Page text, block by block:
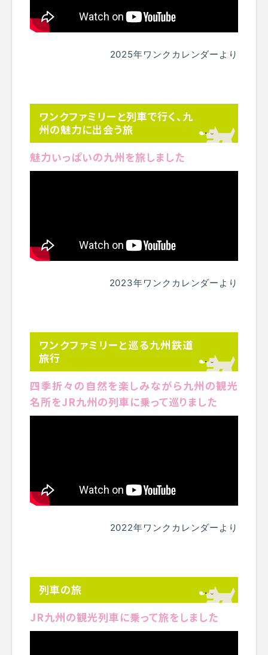
2025年ワンクカレンダーより
ワンクファミリーと列車で行く、九
州の魅力に出会う旅
魅力いっぱいの九州を旅しました
2023年ワンクカレンダーより
ワンクファミリーと巡る九州鉄道
旅行
四季折々の自然を楽しみながら九州の観光
名所をJR九州の列車に乗って巡りました
2022年ワンクカレンダーより
列車の旅
JR九州の観光列車に乗って旅をしました